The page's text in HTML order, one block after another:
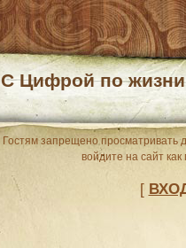
С Цифрой по
Гостям запрещено просматривать
войдите на сайт как
[